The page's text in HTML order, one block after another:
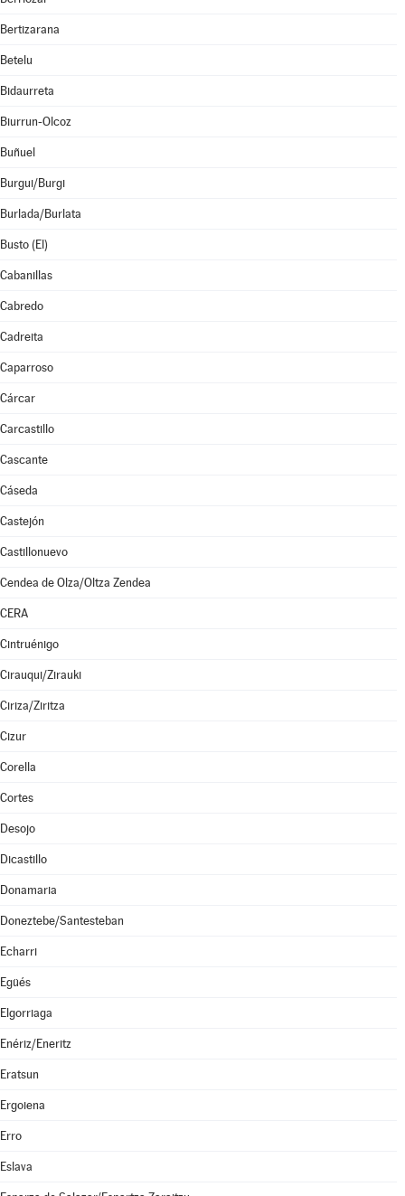
Bertizarana
Betelu
Bidaurreta
Biurrun-Olcoz
Buñuel
Burgui/Burgi
Burlada/Burlata
Busto (El)
Cabanillas
Cabredo
Cadreita
Caparroso
Cárcar
Carcastillo
Cascante
Cáseda
Castejón
Castillonuevo
Cendea de Olza/Oltza Zendea
CERA
Cintruénigo
Cirauqui/Zirauki
Ciriza/Ziritza
Cizur
Corella
Cortes
Desojo
Dicastillo
Donamaria
Doneztebe/Santesteban
Echarri
Egüés
Elgorriaga
Enériz/Eneritz
Eratsun
Ergoiena
Erro
Eslava